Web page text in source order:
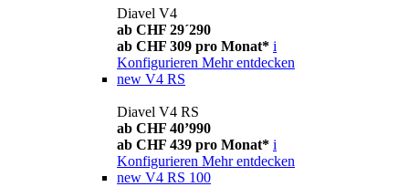
Diavel V4
ab CHF 29´290
ab CHF 309 pro Monat* i
Konfigurieren Mehr entdecken
new V4 RS
Diavel V4 RS
ab CHF 40’990
ab CHF 439 pro Monat* i
Konfigurieren Mehr entdecken
new V4 RS 100